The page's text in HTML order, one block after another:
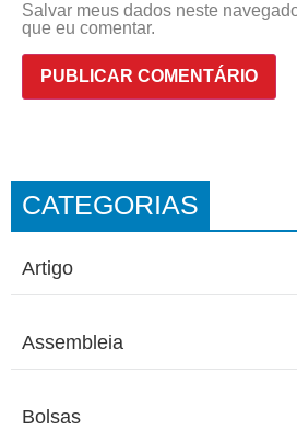
Salvar meus dados neste
que eu comentar.
CATEGORIAS
Artigo
Assembleia
Bolsas